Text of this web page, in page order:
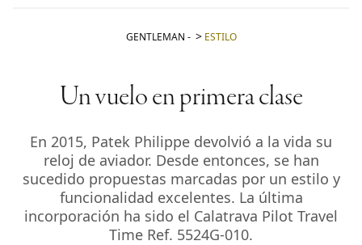
GENTLEMAN - ESTILO
Un vuelo en primera clase
En 2015, Patek Philippe devolvió a la vida su
reloj de aviador. Desde entonces, se han
sucedido propuestas marcadas por un estilo y
funcionalidad excelentes. La última
incorporación ha sido el Calatrava Pilot Travel
Time Ref. 5524G-010.